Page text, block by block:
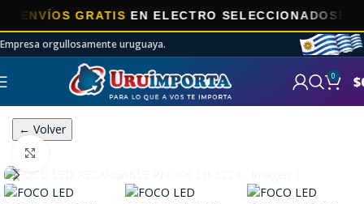
GRATISEN ELECTRO SELECCIONADOS!
Empresa orgullosamente uruguaya.
0 $
← Volver